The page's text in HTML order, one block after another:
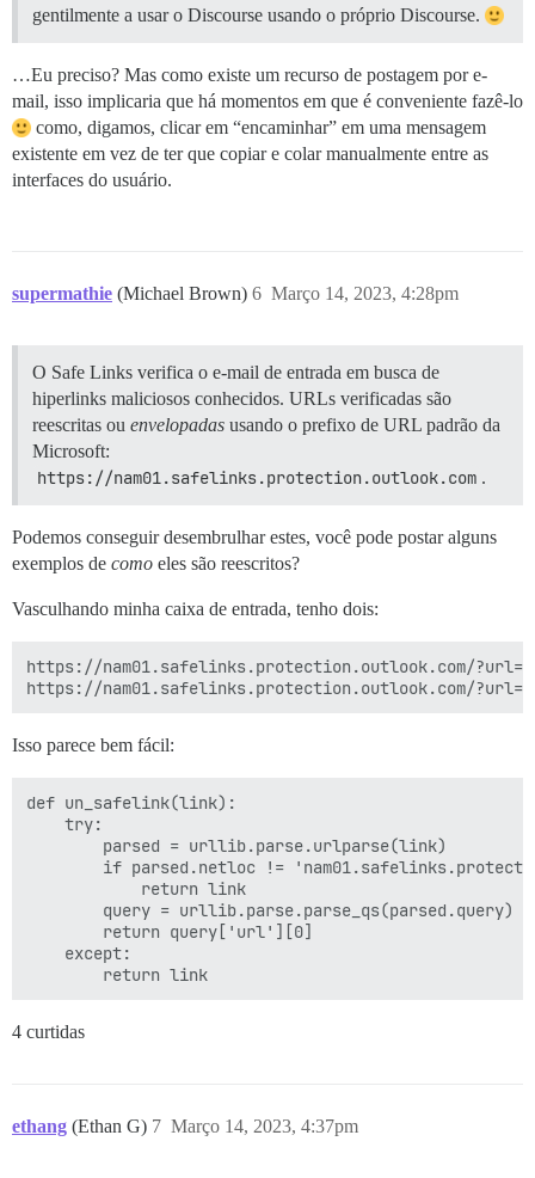
gentilmente a usar o Discourse usando o próprio Discourse.
…Eu preciso? Mas como existe um recurso de postagem por e-
mail, isso implicaria que há momentos em que é conveniente fazê-lo
como, digamos, clicar em “encaminhar” em uma mensagem
existente em vez de ter que copiar e colar manualmente entre as
interfaces do usuário.
supermathie (Michael Brown) Março 14, 2023, 4:28pm
6
O Safe Links verifica o e-mail de entrada em busca de
hiperlinks maliciosos conhecidos. URLs verificadas são
reescritas ou envelopadas usando o prefixo de URL padrão da
Microsoft:
https://nam01.safelinks.protection.outlook.com .
Podemos conseguir desembrulhar estes, você pode postar alguns
exemplos de como eles são reescritos?
Vasculhando minha caixa de entrada, tenho dois:
https://nam01.safelinks.protection.outlook.com/
Isso parece bem fácil:
def un_safelink(link):
    try:
        parsed = urllib.parse.urlparse(link)
if parsed.netloc !=
            return link
        query = urllib.parse.parse_qs(parsed.query)
        return query['url'][0]
    except:
4 curtidas
ethang (Ethan G) Março 14, 2023, 4:37pm
7